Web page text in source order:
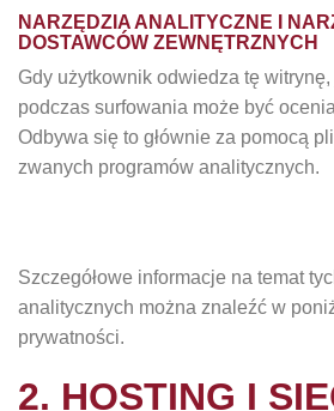
NARZĘDZIA ANALITYCZNE I
DOSTAWCÓW ZEWNĘTRZNYCH
Gdy użytkownik odwiedza tę
podczas surfowania może być
Odbywa się to głównie za pomocą
zwanych programów analitycznych.
Szczegółowe informacje na temat
analitycznych można znaleźć w
prywatności.
2. HOSTING I